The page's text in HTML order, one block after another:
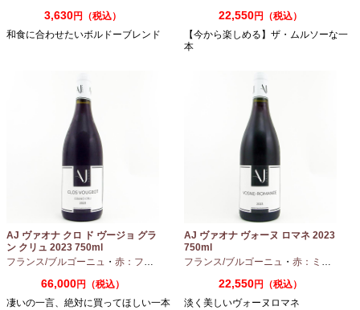
3,630円（税込）
和食に合わせたいボルドーブレンド
22,550円（税込）
【今から楽しめる】ザ・ムルソーな一
本
AJ ヴァオナ クロ ド ヴージョ グラ
ン クリュ 2023 750ml
フランス/ブルゴーニュ ・ 赤：フルボディ ・ピノノワール
66,000円（税込）
凄いの一言、絶対に買ってほしい一本
AJ ヴァオナ ヴォーヌ ロマネ 2023
750ml
フランス/ブルゴーニュ ・ 赤：ミディアムボディ
22,550円（税込）
淡く美しいヴォーヌロマネ